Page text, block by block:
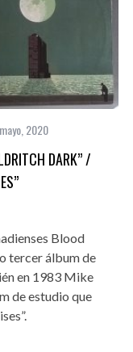
2020
DARK” /
Blood
tercer álbum de
en 1983 Mike
de estudio que